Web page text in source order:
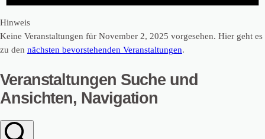
Hinweis
Keine Veranstaltungen für November 2, 2025 vorgesehen. Hier geht es
zu den nächsten bevorstehenden Veranstaltungen.
Veranstaltungen Suche und
Ansichten, Navigation